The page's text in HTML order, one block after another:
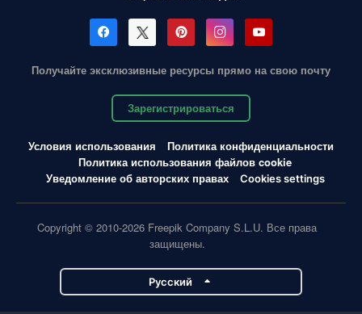
Получайте эксклюзивные ресурсы прямо на свою почту
Зарегистрироваться
Условия использования
Политика конфиденциальности
Политика использования файлов cookie
Уведомление об авторских правах
Cookies settings
Copyright © 2010-2026 Freepik Company S.L.U. Все права
защищены.
Pусский